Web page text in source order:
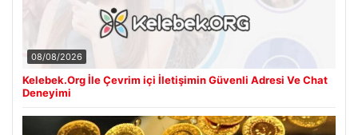
08/08/2026
Kelebek.Org İle Çevrim içi İletişimin Güvenli Adresi Ve Chat
Deneyimi